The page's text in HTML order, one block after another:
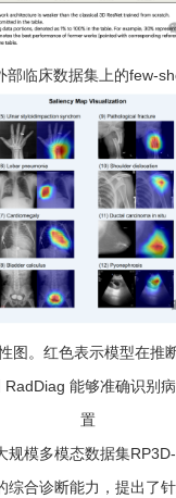
部临床数据集上的few-
图。红色表示模型在推
能够准确识别
置
规模多模态数据集
综合诊断能力，提出了